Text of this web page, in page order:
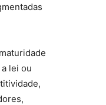
lei ou